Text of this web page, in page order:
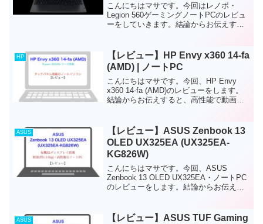
こんにちはマサです。今回はレノボ・
Legion 560ゲーミングノートPCのレビュ
ーをしていきます。結論からお伝えする
ノートPCです。動画編集やFPSゲームも
サクサクで...
HP
【レビュー】HP Envy x360 14-fa
(AMD) | ノートPC
こんにちはマサです。今回、HP Envy
x360 14-fa (AMD)のレビューをします。
結論からお伝えすると、高性能で動画編
下のスペックが搭載されており、CPU...
ASUS
【レビュー】ASUS Zenbook 13
OLED UX325EA (UX325EA-
KG826W)
こんにちはマサです。今回、ASUS
Zenbook 13 OLED UX325EA・ノートPC
のレビューをします。結論からお伝えす
1.14kg)かつバッテリー持...
ASUS
【レビュー】ASUS TUF Gaming